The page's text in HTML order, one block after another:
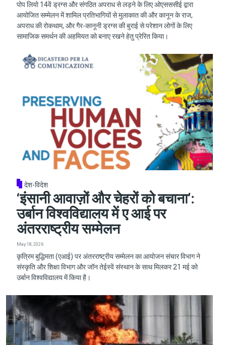
पोप लियो 14वें ड्रग्स और संगठित अपराध से लड़ने के लिए ओएसससीई द्वारा
आयोजित सम्मेलन में शामिल प्रतिभागियों से मुलाकात की और कानून के राज,
अपराध की रोकथाम, और गैर-कानूनी ड्रग्स की बुराई से परेशान लोगों के लिए
सामाजिक समर्थन की अहमियत को बनाए रखने हेतु प्रेरित किया।
देश-विदेश
‘इंसानी आवाज़ों और चेहरों को बचाना’:
उर्बान विश्वविद्यालय में ए आई पर
अंतरराष्ट्रीय सम्मेलन
May 18, 2026
कृत्रिम बुद्धिमता (एआई) पर अंतरराष्ट्रीय सम्मेलन का आयोजन संचार विभाग ने
संस्कृति और शिक्षा विभाग और जॉन तेईस्वें संस्थान के साथ मिलकर 21 मई को
उर्बान विश्वविद्यालय में किया है।